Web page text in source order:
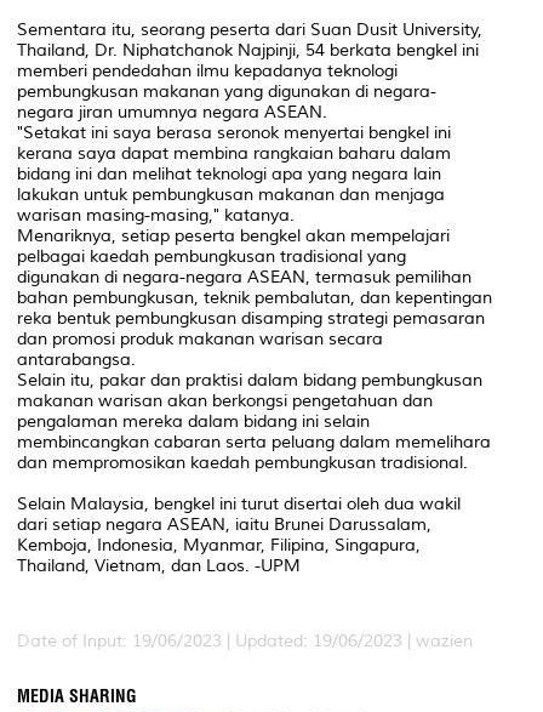
Sementara itu, seorang peserta dari Suan Dusit University,
Thailand, Dr. Niphatchanok Najpinji, 54 berkata bengkel ini
memberi pendedahan ilmu kepadanya teknologi
pembungkusan makanan yang digunakan di negara-
negara jiran umumnya negara ASEAN.
"Setakat ini saya berasa seronok menyertai bengkel ini
kerana saya dapat membina rangkaian baharu dalam
bidang ini dan melihat teknologi apa yang negara lain
lakukan untuk pembungkusan makanan dan menjaga
warisan masing-masing," katanya.
Menariknya, setiap peserta bengkel akan mempelajari
pelbagai kaedah pembungkusan tradisional yang
digunakan di negara-negara ASEAN, termasuk pemilihan
bahan pembungkusan, teknik pembalutan, dan kepentingan
reka bentuk pembungkusan disamping strategi pemasaran
dan promosi produk makanan warisan secara
antarabangsa.
Selain itu, pakar dan praktisi dalam bidang pembungkusan
makanan warisan akan berkongsi pengetahuan dan
pengalaman mereka dalam bidang ini selain
membincangkan cabaran serta peluang dalam memelihara
dan mempromosikan kaedah pembungkusan tradisional.
Selain Malaysia, bengkel ini turut disertai oleh dua wakil
dari setiap negara ASEAN, iaitu Brunei Darussalam,
Kemboja, Indonesia, Myanmar, Filipina, Singapura,
Thailand, Vietnam, dan Laos. -UPM
Date of Input: 19/06/2023 | Updated: 19/06/2023 | wazien
MEDIA SHARING